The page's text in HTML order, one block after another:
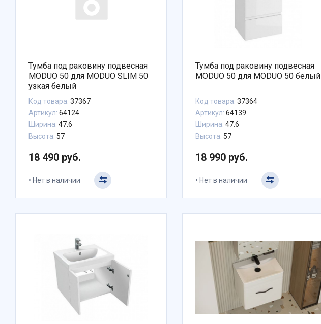
Тумба под раковину подвесная
MODUO 50 для MODUO SLIM 50
узкая белый
Код товара: 37367
Артикул: 64124
Ширина: 47.6
Высота: 57
18 490 руб.
Нет в наличии
Тумба под раковину подвесная
MODUO 50 для MODUO 50 белый
Код товара: 37364
Артикул: 64139
Ширина: 47.6
Высота: 57
18 990 руб.
Нет в наличии